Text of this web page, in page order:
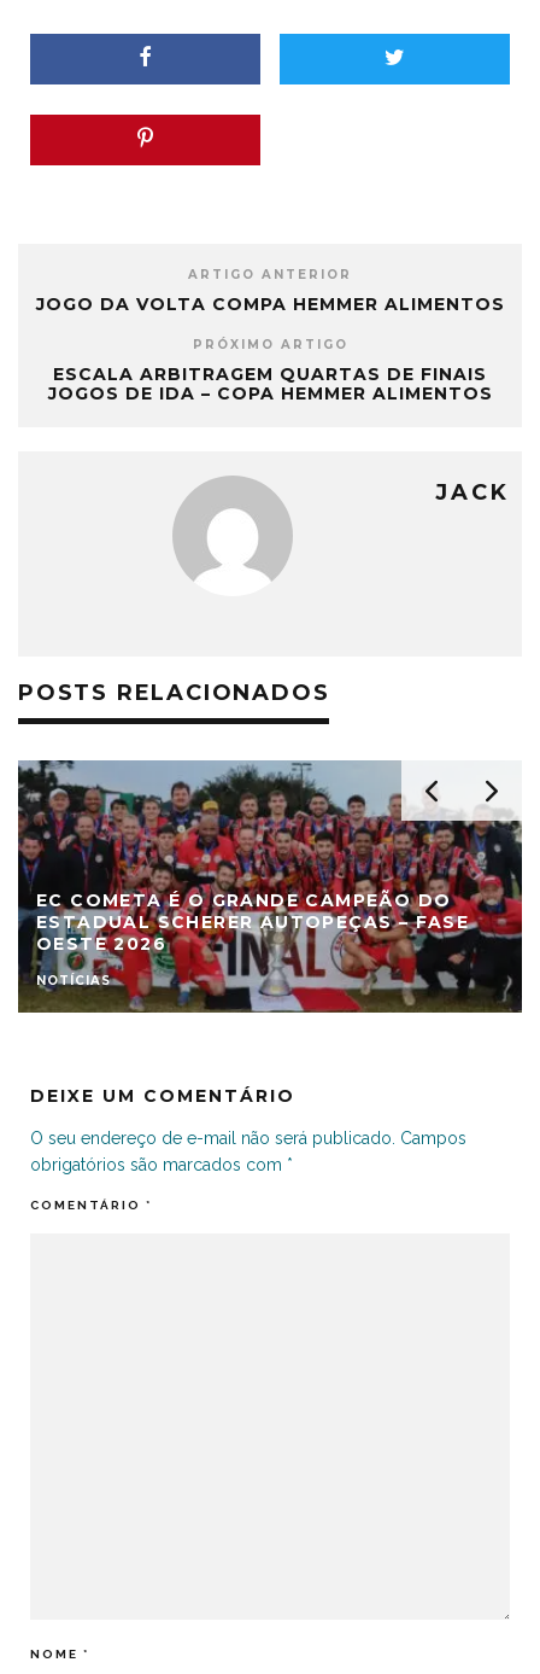
ARTIGO ANTERIOR
JOGO DA VOLTA COMPA HEMMER ALIMENTOS
PRÓXIMO ARTIGO
ESCALA ARBITRAGEM QUARTAS DE FINAIS
JOGOS DE IDA – COPA HEMMER ALIMENTOS
JACK
POSTS RELACIONADOS
EC COMETA É O GRANDE CAMPEÃO DO
ESTADUAL SCHERER AUTOPEÇAS – FASE
OESTE 2026
NOTÍCIAS
DEIXE UM COMENTÁRIO
O seu endereço de e-mail não será publicado. Campos
obrigatórios são marcados com *
COMENTÁRIO *
NOME *